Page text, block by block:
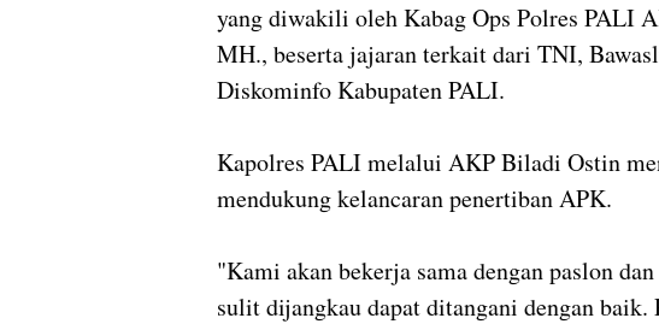
yang diwakili oleh Kabag Ops Polres PALI
MH., beserta jajaran terkait dari TNI,
Diskominfo Kabupaten PALI.
Kapolres PALI melalui AKP Biladi Ostin
mendukung kelancaran penertiban APK.
"Kami akan bekerja sama dengan paslon
sulit dijangkau dapat ditangani dengan baik.